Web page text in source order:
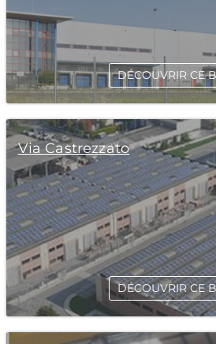
DÉCOUVRIR CE
Via Castrezzato
DÉCOUVRIR CE